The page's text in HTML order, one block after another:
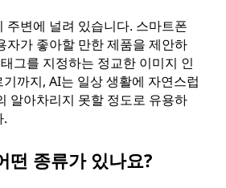
주변에 널려 있습니다. 스마트폰
자가 좋아할 만한 제품을 제안하
그를 지정하는 정교한 이미지 인
까지, AI는 일상 생활에 자연스럽
알아차리지 못할 정도로 유용하
.
떤 종류가 있나요?